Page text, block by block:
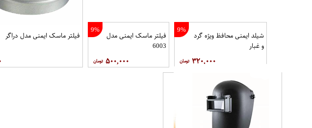
9%
شيلد ایمنی محافظ ویژه گرد
و غبار
۳۲۰,۰۰۰
9%
فیلتر ماسک ایمنی مدل
6003
۵۰۰,۰۰۰
فیلتر ماسک ایمنی مدل دراگر